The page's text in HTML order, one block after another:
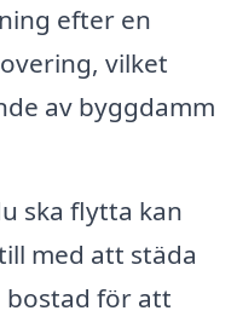
efter en
vilket
av byggdamm
ska flytta kan
med att städa
bostad för att